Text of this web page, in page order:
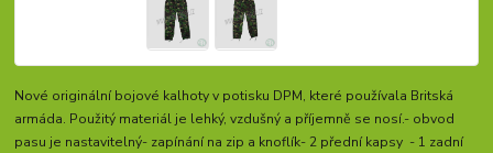
Nové originální bojové kalhoty v potisku DPM, které používala Britská
armáda. Použitý materiál je lehký, vzdušný a příjemně se nosí.- obvod
pasu je nastavitelný- zapínání na zip a knoflík- 2 přední kapsy - 1 zadní